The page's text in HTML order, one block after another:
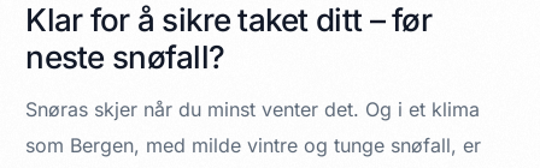
Klar for å sikre taket ditt – før
neste snøfall?
Snøras skjer når du minst venter det. Og i et klima
som Bergen, med milde vintre og tunge snøfall, er